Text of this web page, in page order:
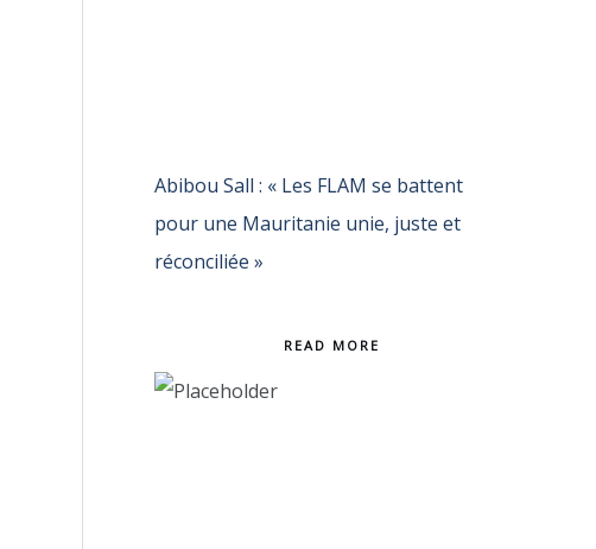
Abibou Sall : « Les FLAM se battent
pour une Mauritanie unie, juste et
réconciliée »
READ MORE